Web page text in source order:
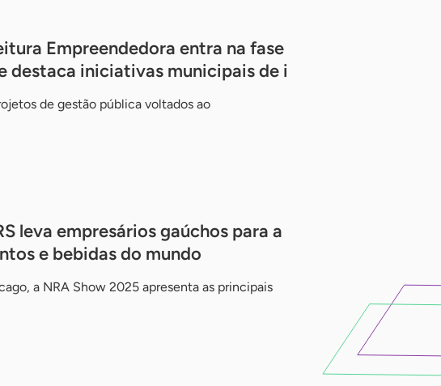
Empreendedora entra na fase
destaca iniciativas municipais de i
de gestão pública voltados ao
leva empresários gaúchos para a
e bebidas do mundo
a NRA Show 2025 apresenta as principais